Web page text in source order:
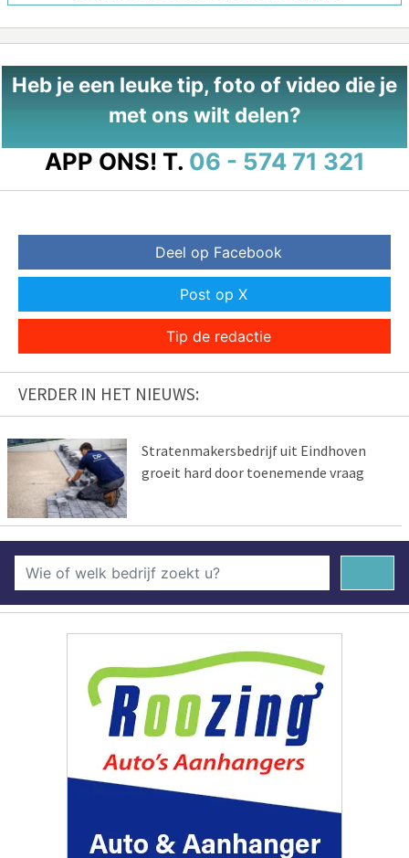
Heb je een leuke tip, foto of video die je
met ons wilt delen?
APP ONS! T. 06 - 574 71 321
Deel op Facebook
Post op X
Tip de redactie
VERDER IN HET NIEUWS:
Stratenmakersbedrijf uit Eindhoven
groeit hard door toenemende vraag